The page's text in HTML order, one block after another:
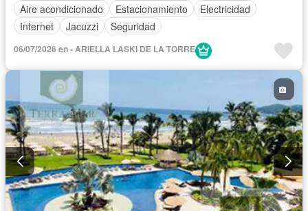
Aire acondicionado
Estacionamiento
Electricidad
Internet
Jacuzzi Seguridad
06/07/2026 en - ARIELLA LASKI DE LA TORRE